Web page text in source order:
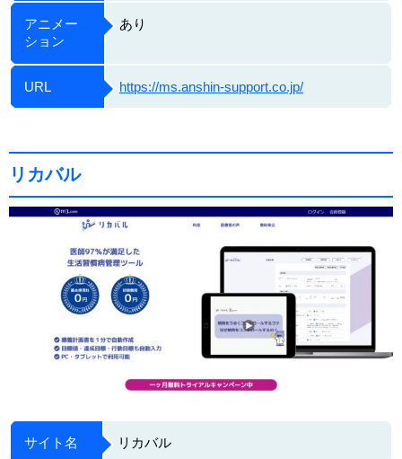
アニメー
ション
あり
URL https://ms.anshin-support.co.jp/
リカバル
サイト名 リカバル